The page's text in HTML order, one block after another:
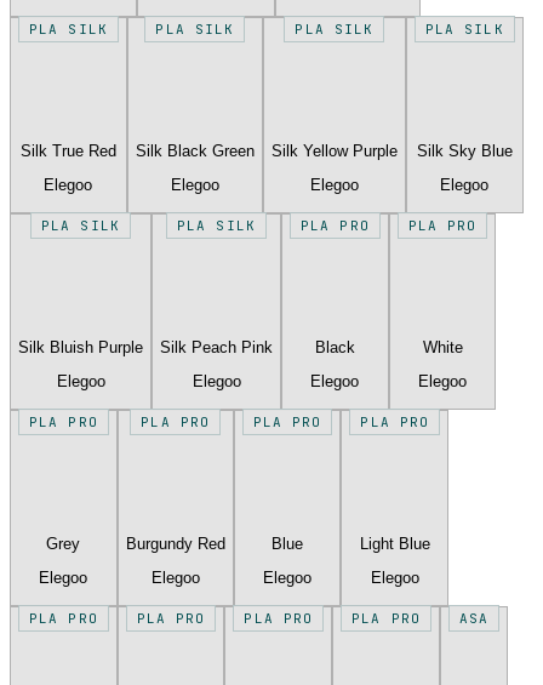
PLA SILK
Silk True Red
Elegoo
PLA SILK
Silk Black Green
Elegoo
PLA SILK
Silk Yellow Purple
Elegoo
PLA SILK
Silk Sky Blue
Elegoo
PLA SILK
Silk Bluish Purple
Elegoo
PLA SILK
Silk Peach Pink
Elegoo
PLA PRO
Black
Elegoo
PLA PRO
White
Elegoo
PLA PRO
Grey
Elegoo
PLA PRO
Burgundy Red
Elegoo
PLA PRO
Blue
Elegoo
PLA PRO
Light Blue
Elegoo
PLA PRO PLA PRO PLA PRO PLA PRO ASA